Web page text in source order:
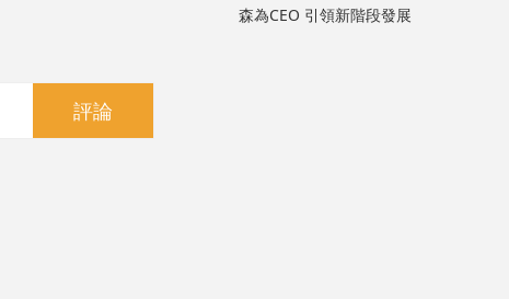
評論
森為CEO 引領新階段發展